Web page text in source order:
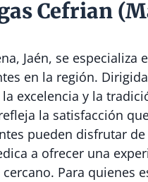
Cefrian
Jaén, se
en la región.
excelencia y la
la satisfacción
pueden disfrutar
a ofrecer una
Para quienes